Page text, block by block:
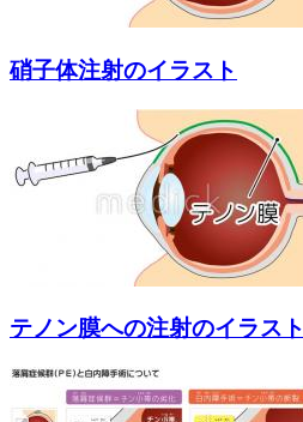
硝子体注射のイラスト
テノン膜への注射のイラスト